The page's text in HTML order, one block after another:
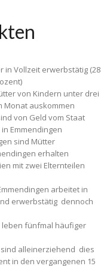
in Vollzeit erwerbstätig (28
von Kindern unter drei
Monat auskommen
von Geld vom Staat
Emmendingen
sind Mütter
erhalten
mit zwei Elternteilen
arbeitet in
erwerbstätig ­ dennoch
leben fünfmal häufiger
alleinerziehend ­ dies
in den vergangenen 15